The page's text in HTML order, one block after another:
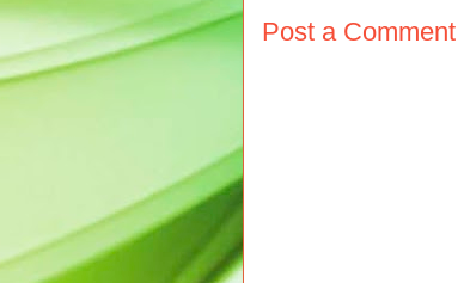
Post a Comment